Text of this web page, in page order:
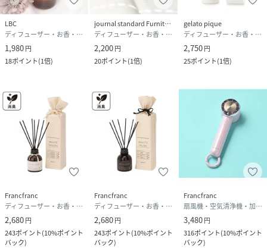
LBC
ディフューザー・お香・アロマオイル・キャンドル
1,980円
18ポイント(1倍)
journal standard Furniture
ディフューザー・お香・アロマオイル・キャンドル
2,200円
20ポイント(1倍)
gelato pique
ディフューザー・お香・アロマオイル・キャンドル
2,750円
25ポイント(1倍)
Francfranc
ディフューザー・お香・アロマオイル・キャンドル
2,680円
243ポイント(10%ポイント
バック)
Francfranc
ディフューザー・お香・アロマオイル・キャンドル
2,680円
243ポイント(10%ポイント
バック)
Francfranc
扇風機・空気清浄機・加湿器
3,480円
316ポイント(10%ポイント
バック)